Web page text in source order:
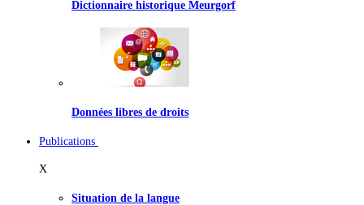
Dictionnaire historique Meurgorf
Données libres de droits
Publications
X
Situation de la langue